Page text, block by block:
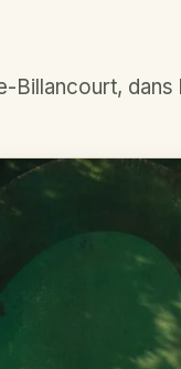
Billancourt,